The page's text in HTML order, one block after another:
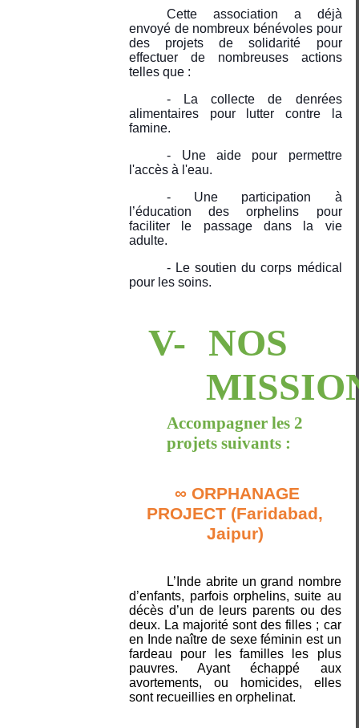
Cette association a déjà
envoyé de nombreux bénévoles pour
des projets de solidarité pour
effectuer de nombreuses actions
telles que :
- La collecte de denrées
alimentaires pour lutter contre la
famine.
- Une aide pour permettre
l'accès à l'eau.
- Une participation à
l’éducation des orphelins pour
faciliter le passage dans la vie
adulte.
- Le soutien du corps médical
pour les soins.
V- NOS
Accompagner les 2
projets suivants :
∞ ORPHANAGE
PROJECT (Faridabad,
Jaipur)
L’Inde abrite un grand nombre
d’enfants, parfois orphelins, suite au
décès d’un de leurs parents ou des
deux. La majorité sont des filles ; car
en Inde naître de sexe féminin est un
fardeau pour les familles les plus
pauvres. Ayant échappé aux
avortements, ou homicides, elles
sont recueillies en orphelinat.